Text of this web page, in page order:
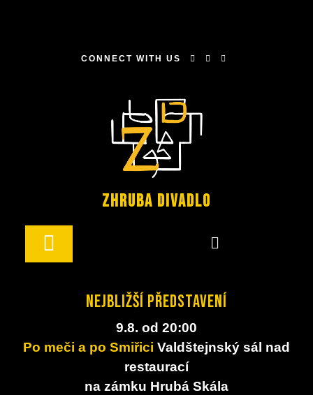
CONNECT WITH US
Zhruba Divadlo
Nejbližší představení
9.8. od 20:00
Po meči a po Smiřici Valdštejnský sál nad
restaurací
na zámku Hrubá Skála